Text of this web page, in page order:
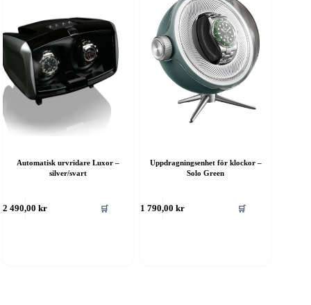
Automatisk urvridare Luxor –
silver/svart
2 490,00kr 🛒
Uppdragningsenhet för klockor –
Solo Green
1 790,00kr 🛒